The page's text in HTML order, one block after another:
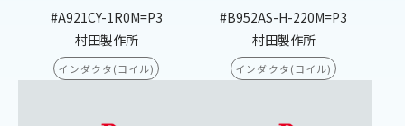
#A921CY-1R0M=P3
村田製作所
インダクタ(コイル)
#B952AS-H-220M=P3
村田製作所
インダクタ(コイル)